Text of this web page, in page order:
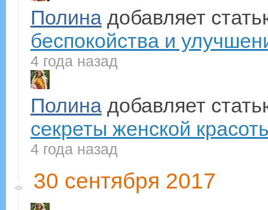
Полинадобавляет
беспокойства и
4 года назад
Полинадобавляет
секреты женской
4 года назад
30 сентября 2017